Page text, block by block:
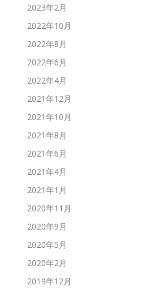
2023年2月
2022年10月
2022年8月
2022年6月
2022年4月
2021年12月
2021年10月
2021年8月
2021年6月
2021年4月
2021年1月
2020年11月
2020年9月
2020年5月
2020年2月
2019年12月